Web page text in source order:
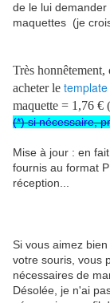
de le lui
maquettes (je
Très
acheter le
maquette = 1,76 €
(*) si nécessaire,
Mise à jour : en
fournis au format
réception...
Si vous aimez
votre souris, vous
nécessaires de
Désolée, je n'ai